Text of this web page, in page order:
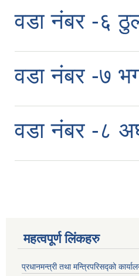
वडा नंबर -६
वडा नंबर -७
वडा नंबर -८
महत्वपूर्ण लिंकहरु
प्रधानमन्त्री तथा मन्त्रिपरिसद्को